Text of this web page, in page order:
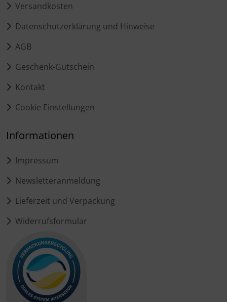
Versandkosten
Datenschutzerklärung und Hinweise
AGB
Geschenk-Gutschein
Kontakt
Cookie Einstellungen
Informationen
Impressum
Newsletteranmeldung
Lieferzeit und Verpackung
Widerrufsformular